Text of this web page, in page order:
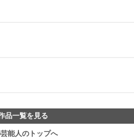
品一覧を見る
能人のトップへ